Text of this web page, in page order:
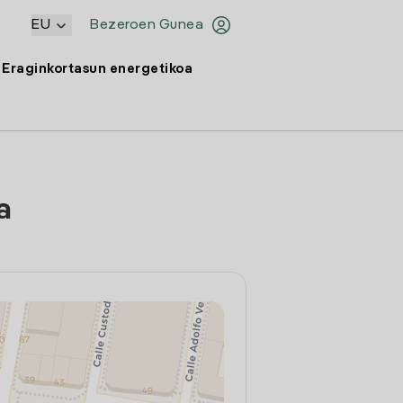
Bezeroen Gunea
EU
Eraginkortasun energetikoa